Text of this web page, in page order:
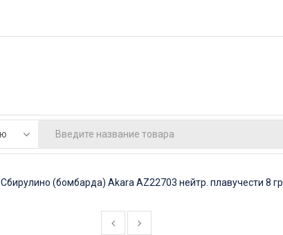
Сбирулино (бомбарда) Akara AZ22703 нейтр. плавучести 8 гр.